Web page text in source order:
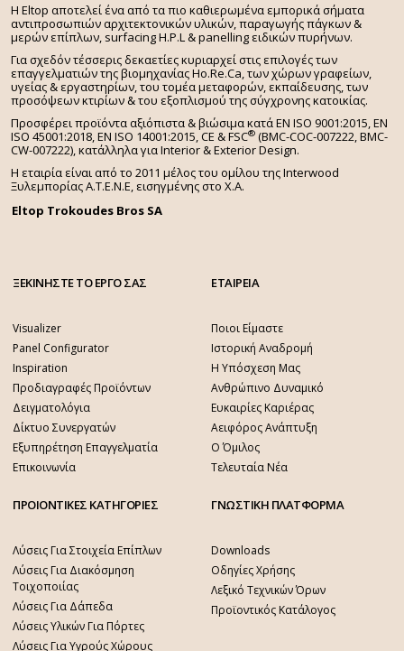
αφανή τρόπο (μεταλλικός σκελετός ή κολλητό)
Μηδενική συντήρηση
Ενεργειακή αποδοτικότητα, δεν δημιουργεί
θερμογέφυρες περιορίζοντας την απώλεια θερμότητας
το χειμώνα και τη μετάδοσή της το καλοκαίρι.
10ετή εγγύηση για οποιοδήποτε μέρος του κόσμου
Πλήρης σειρά πιστοποιητικών σύμφωνα με τα
αυστηρότερα Ευρωπαϊκά πρότυπα
H Eltop αποτελεί ένα από τα πιο καθιερωμένα εμπορικά σήματα
αντιπροσωπιών αρχιτεκτονικών υλικών, παραγωγής πάγκων &
μερών επίπλων, surfacing H.P.L & panelling ειδικών πυρήνων.
Για σχεδόν τέσσερις δεκαετίες κυριαρχεί στις επιλογές των
επαγγελματιών της βιομηχανίας Ho.Re.Ca, των χώρων γραφείων,
υγείας & εργαστηρίων, του τομέα μεταφορών, εκπαίδευσης, των
προσόψεων κτιρίων & του εξοπλισμού της σύγχρονης κατοικίας.
Προσφέρει προϊόντα αξιόπιστα & βιώσιμα κατά EN ISO 9001:2015, EN
ISO 45001:2018, EN ISO 14001:2015,CE & FSC® (BMC-COC-007222, BMC-
CW-007222), κατάλληλα για Interior & Exterior Design.
Η εταιρία είναι από το 2011 μέλος του ομίλου της Interwood
Ξυλεμπορίας Α.Τ.Ε.Ν.Ε, εισηγμένης στο Χ.A.
Eltop Trokoudes Bros SA
ΞΕΚΙΝΗΣΤΕ ΤΟ ΕΡΓΟ ΣΑΣ
Visualizer
Panel Configurator
Inspiration
Προδιαγραφές Προϊόντων
Δειγματολόγια
Δίκτυο Συνεργατών
Εξυπηρέτηση Επαγγελματία
Επικοινωνία
ΕΤΑΙΡΕΙΑ
Ποιοι Είμαστε
Ιστορική Αναδρομή
Η Υπόσχεση Μας
Ανθρώπινο Δυναμικό
Ευκαιρίες Καριέρας
Αειφόρος Ανάπτυξη
Ο Όμιλος
Τελευταία Νέα
ΠΡΟΙΟΝΤΙΚΕΣ ΚΑΤΗΓΟΡΙΕΣ
Λύσεις Για Στοιχεία Επίπλων
Λύσεις Για Διακόσμηση
Τοιχοποιίας
Λύσεις Για Δάπεδα
Λύσεις Υλικών Για Πόρτες
Λύσεις Για Υγρούς Χώρους
ΓΝΩΣΤΙΚΗ ΠΛΑΤΦΟΡΜΑ
Downloads
Οδηγίες Χρήσης
Λεξικό Τεχνικών Όρων
Προϊοντικός Κατάλογος